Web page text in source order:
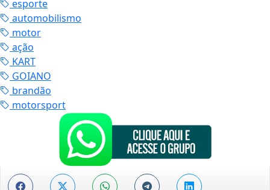
esporte
automobilismo
motor
ação
KART
GOIANO
brandão
motorsport